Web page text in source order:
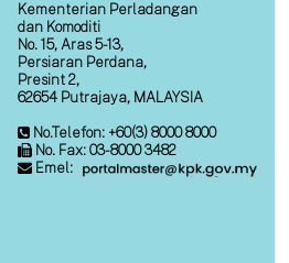
Kementerian Perladangan
dan Komoditi
No. 15, Aras 5-13,
Persiaran Perdana,
Presint 2,
62654 Putrajaya, MALAYSIA
No.Telefon: +60(3) 8000 8000
No. Fax: 03-8000 3482
Emel: